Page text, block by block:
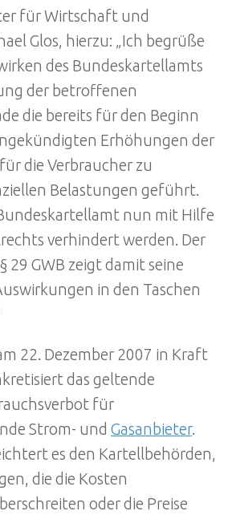
für Wirtschaft und
Glos, hierzu: „Ich begrüße
des Bundeskartellamts
der betroffenen
die bereits für den Beginn
Erhöhungen der
die Verbraucher zu
Belastungen geführt.
nun mit Hilfe
verhindert werden. Der
29 GWB zeigt damit seine
in den Taschen
22. Dezember 2007 in Kraft
das geltende
für
Strom- und Gasanbieter.
es den Kartellbehörden,
die die Kosten
oder die Preise